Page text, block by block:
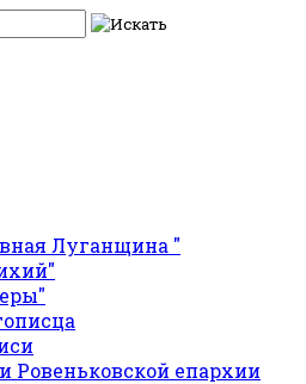
Луганщина "
епархии